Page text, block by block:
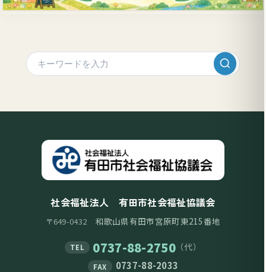
社会福祉法人 有田市社会福祉協議会
〒649-0432 和歌山県有田市宮原町東215番地
TEL 0737-88-2750（代）
FAX 0737-88-2033